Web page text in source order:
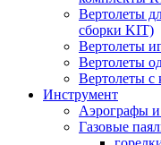
Вертолеты
сборки KIT)
Вертолеты
Вертолеты
Вертолеты с
Инструмент
Аэрографы
Газовые